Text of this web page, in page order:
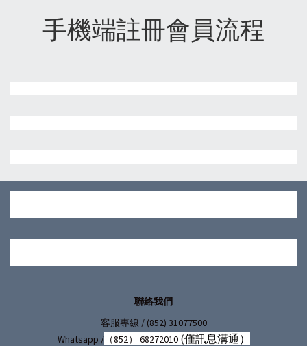
手機端註冊會員流程
聯絡我們
客服專線 / (852) 31077500
Whatsapp /（852） 68272010 (僅訊息溝通）